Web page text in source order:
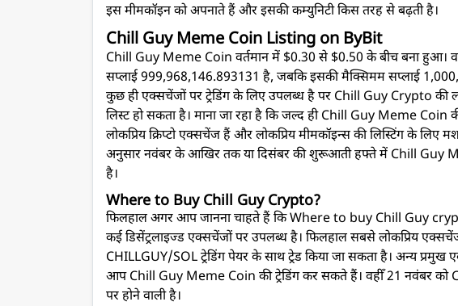
इस मीमकॉइन को अपनाते हैं और इसकी कम्युनिटी किस तरह से बढ़ती है।
Chill Guy Meme Coin Listing on ByBit
Chill Guy Meme Coin वर्तमान में $0.30 से $0.50 के बीच बना हुआ।
सप्लाई 999,968,146.893131 है, जबकि इसकी मैक्सिमम सप्लाई
कुछ ही एक्सचेंजों पर ट्रेडिंग के लिए उपलब्ध है पर Chill Guy Crypto की
लिस्ट हो सकता है। माना जा रहा है कि जल्द ही Chill Guy Meme
लोकप्रिय क्रिप्टो एक्सचेंज हैं और लोकप्रिय मीमकॉइन्स की लिस्टिंग के लिए
अनुसार नवंबर के आखिर तक या दिसंबर की शुरूआती हफ्ते में Chill Guy
है।
Where to Buy Chill Guy Crypto?
फिलहाल अगर आप जानना चाहते हैं कि Where to buy Chill Guy
कई डिसेंट्रलाइज्ड एक्सचेंजों पर उपलब्ध है। फिलहाल सबसे लोकप्रिय
CHILLGUY/SOL ट्रेडिंग पेयर के साथ ट्रेड किया जा सकता है। अन्य
आप Chill Guy Meme Coin की ट्रेडिंग कर सकते हैं। वहीँ 21 नवंबर को
पर होने वाली है।